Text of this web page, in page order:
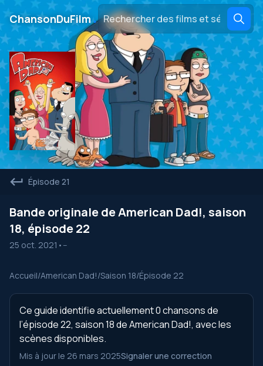
ChansonDuFilm․
Épisode 21
Bande originale de American Dad!, saison
18, épisode 22
25 oct. 2021 • --
Accueil/American Dad!/Saison 18/Épisode 22
Ce guide identifie actuellement 0 chansons de
l’épisode 22, saison 18 de American Dad!, avec les
scènes disponibles.
Mis à jour le 26 mars 2025Signaler une correction